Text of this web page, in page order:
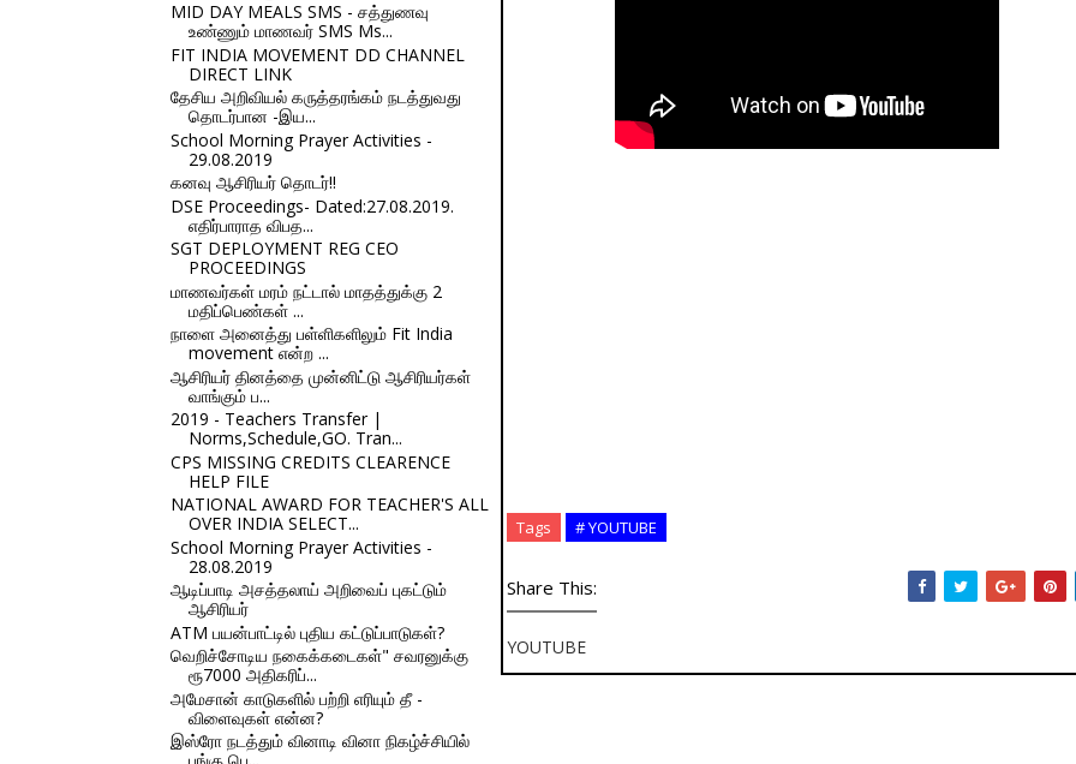
MID DAY MEALS SMS - சத்துணவு
உண்ணும் மாணவர் SMS Ms...
FIT INDIA MOVEMENT DD CHANNEL
DIRECT LINK
தேசிய அறிவியல் கருத்தரங்கம் நடத்துவது
தொடர்பான -இய...
School Morning Prayer Activities -
29.08.2019
கனவு ஆசிரியர் தொடர்!!
DSE Proceedings- Dated:27.08.2019.
எதிர்பாராத விபத...
SGT DEPLOYMENT REG CEO
PROCEEDINGS
மாணவர்கள் மரம் நட்டால் மாதத்துக்கு 2
மதிப்பெண்கள் ...
நாளை அனைத்து பள்ளிகளிலும் Fit India
movement என்ற ...
ஆசிரியர் தினத்தை முன்னிட்டு ஆசிரியர்கள்
வாங்கும் ப...
2019 - Teachers Transfer |
Norms,Schedule,GO. Tran...
CPS MISSING CREDITS CLEARENCE
HELP FILE
NATIONAL AWARD FOR TEACHER'S ALL
OVER INDIA SELECT...
School Morning Prayer Activities -
28.08.2019
ஆடிப்பாடி அசத்தலாய் அறிவைப் புகட்டும்
ஆசிரியர்
ATM பயன்பாட்டில் புதிய கட்டுப்பாடுகள்?
வெறிச்சோடிய நகைக்கடைகள்" சவரனுக்கு
ரூ7000 அதிகரிப்...
அமேசான் காடுகளில் பற்றி எரியும் தீ -
விளைவுகள் என்ன?
இஸ்ரோ நடத்தும் வினாடி வினா நிகழ்ச்சியில்
Tags # YOUTUBE
Share This:
YOUTUBE